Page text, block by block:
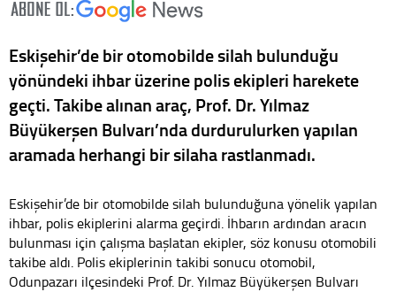
Eskişehir’de bir otomobilde silah bulunduğu
yönündeki ihbar üzerine polis ekipleri harekete
geçti. Takibe alınan araç, Prof. Dr. Yılmaz
Büyükerşen Bulvarı’nda durdurulurken yapılan
aramada herhangi bir silaha rastlanmadı.
Eskişehir’de bir otomobilde silah bulunduğuna yönelik yapılan
ihbar, polis ekiplerini alarma geçirdi. İhbarın ardından aracın
bulunması için çalışma başlatan ekipler, söz konusu otomobili
takibe aldı. Polis ekiplerinin takibi sonucu otomobil,
Odunpazarı ilçesindeki Prof. Dr. Yılmaz Büyükerşen Bulvarı